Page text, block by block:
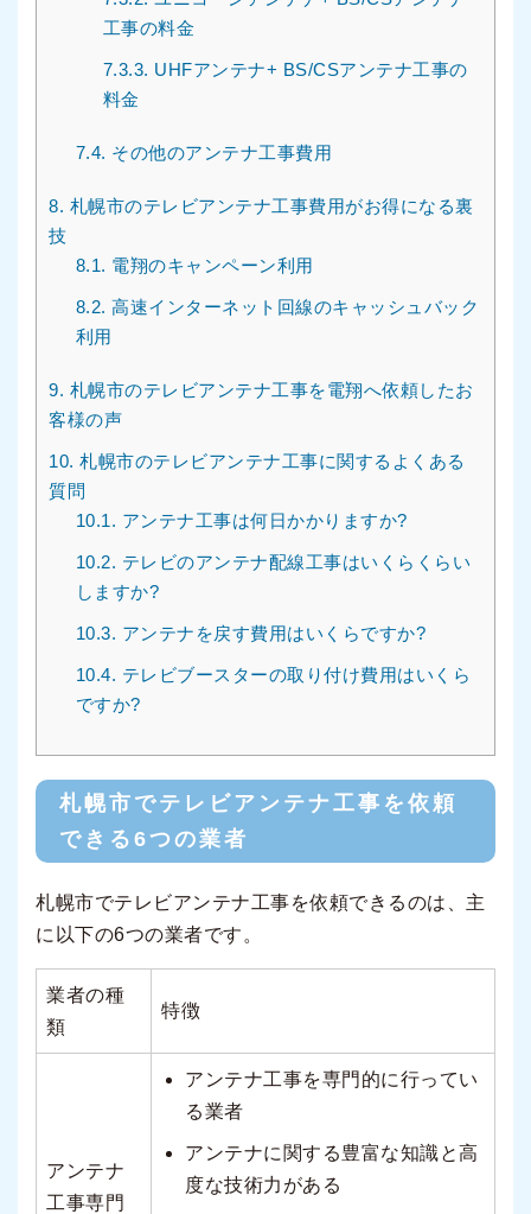
工事の料金
7.3.3. UHFアンテナ+ BS/CSアンテナ工事の
料金
7.4. その他のアンテナ工事費用
8. 札幌市のテレビアンテナ工事費用がお得になる裏
技
8.1. 電翔のキャンペーン利用
8.2. 高速インターネット回線のキャッシュバック
利用
9. 札幌市のテレビアンテナ工事を電翔へ依頼したお
客様の声
10. 札幌市のテレビアンテナ工事に関するよくある
質問
10.1. アンテナ工事は何日かかりますか?
10.2. テレビのアンテナ配線工事はいくらくらい
しますか?
10.3. アンテナを戻す費用はいくらですか?
10.4. テレビブースターの取り付け費用はいくら
ですか?
札幌市でテレビアンテナ工事を依頼
できる6つの業者
札幌市でテレビアンテナ工事を依頼できるのは、主
に以下の6つの業者です。
業者の種
類
特徴
アンテナ
工事専門
アンテナ工事を専門的に行ってい
る業者
アンテナに関する豊富な知識と高
度な技術力がある